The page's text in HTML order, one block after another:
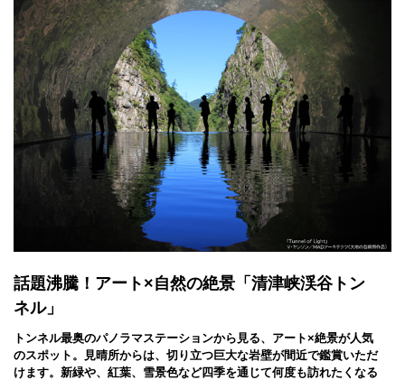
てあり、このパネルを上げると、スゴイポイントが紹介されてい
ますよ。
この日は企画展示の初日、そしてキョロロが開館してすぐに訪れ
ましたが、家族連れやお友達同士でおいでのお客様で賑わってい
ました。展示に関わ
話題沸騰！アート×自然の絶景「清津峡渓谷トン
ネル」
トンネル最奥のパノラマステーションから見る、アート×絶景が人気
のスポット。見晴所からは、切り立つ巨大な岩壁が間近で鑑賞いただ
けます。新緑や、紅葉、雪景色など四季を通じて何度も訪れたくなる